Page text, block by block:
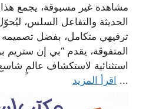
مشاهدة غير مسبوقة، يجمع هذا
الحديثة والتفاعل السلس،
ترفيهي متكامل، بفضل تصميمه
المتفوقة، يقدم “بي إن ستريم
استثنائية لاستكشاف عالمٍ
... اقرأ المزيد